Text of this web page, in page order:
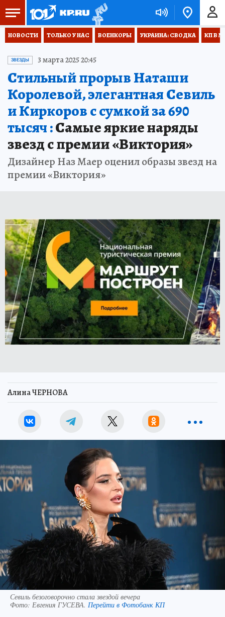
НОВОСТИ ТОЛЬКО У НАС ВОЕНКОРЫ УКРАИНА: СВОДКА КП В
ЗВЕЗДЫ 3 марта 2025 20:45
Стильный прорыв Наташи
Королевой, элегантная Севиль
и Киркоров с сумкой за 690
тысяч :Самые яркие наряды
звезд с премии «Виктория»
Дизайнер Наз Маер оценил образы звезд на
премии «Виктория»
Алина ЧЕРНОВА
Севиль безоговорочно стала звездой вечера
Фото: Евгения ГУСЕВА. Перейти в Фотобанк КП